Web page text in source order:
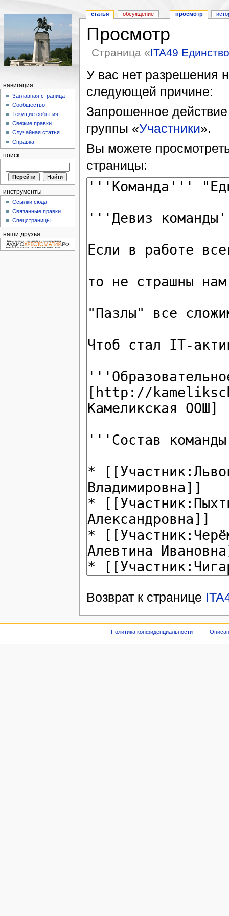
Просмотр
Страница «ITA49
У вас нет разрешения
следующей причине:
Запрошенное действие
группы «Участники».
Вы можете
страницы:
Возврат к странице
статья обсуждение просмотр
навигация
Заглавная страница
Сообщество
Текущие события
Свежие правки
Случайная статья
Справка
поиск
инструменты
Ссылки сюда
Связанные правки
Спецстраницы
наши друзья
Политика конфиденциальности